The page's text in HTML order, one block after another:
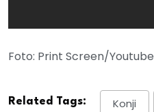
Foto: Print Screen/Youtube
Related Tags: Konji